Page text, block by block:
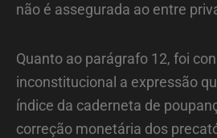
não é assegurada ao entre
Quanto ao parágrafo 12, foi
inconstitucional a expressão
índice da caderneta de
correção monetária dos